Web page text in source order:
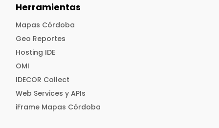
Herramientas
Mapas Córdoba
Geo Reportes
Hosting IDE
OMI
IDECOR Collect
Web Services y APIs
iFrame Mapas Córdoba